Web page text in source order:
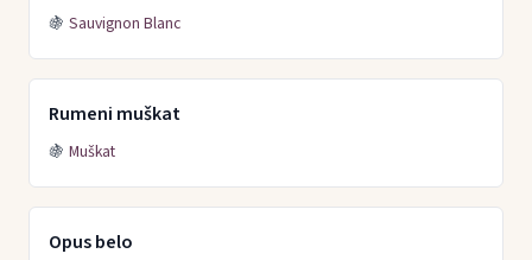
🍇 Sauvignon Blanc
Rumeni muškat
🍇 Muškat
Opus belo